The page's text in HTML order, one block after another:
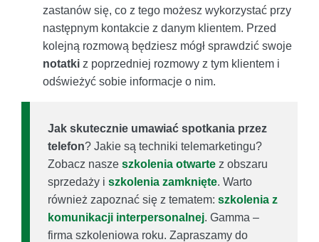
zastanów się, co z tego możesz wykorzystać przy
następnym kontakcie z danym klientem. Przed
kolejną rozmową będziesz mógł sprawdzić swoje
notatki z poprzedniej rozmowy z tym klientem i
odświeżyć sobie informacje o nim.
Jak skutecznie umawiać spotkania przez
telefon? Jakie są techniki telemarketingu?
Zobacz nasze szkolenia otwarte z obszaru
sprzedaży i szkolenia zamknięte. Warto
również zapoznać się z tematem: szkolenia z
komunikacji interpersonalnej. Gamma –
firma szkoleniowa roku. Zapraszamy do